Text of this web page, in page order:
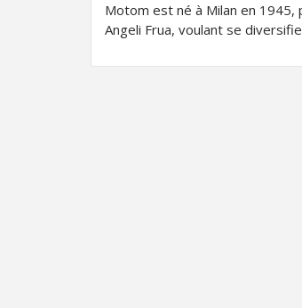
Motom est né à Milan en 1945,
Angeli Frua, voulant se